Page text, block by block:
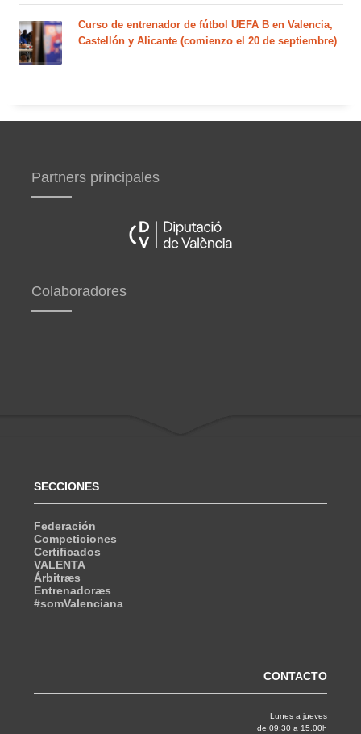
Curso de entrenador de fútbol UEFA B en Valencia,
Castellón y Alicante (comienzo el 20 de septiembre)
Partners principales
Colaboradores
SECCIONES
Federación
Competiciones
Certificados
VALENTA
Árbitræs
Entrenadoræs
#somValenciana
CONTACTO
Lunes a jueves
de 09:30 a 15.00h